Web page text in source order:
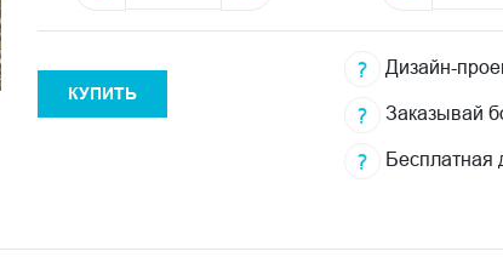
КУПИТЬ
Дизайн-
Заказывай
Бесплатная